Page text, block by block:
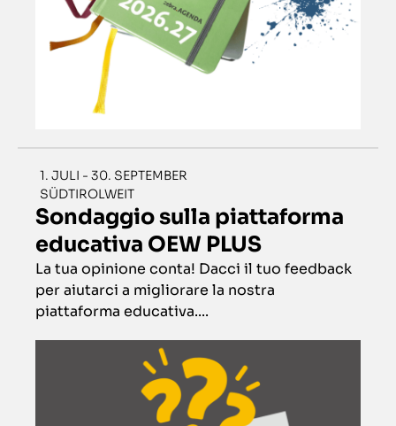
1. JULI - 30. SEPTEMBER
SÜDTIROLWEIT
Sondaggio sulla piattaforma
educativa OEW PLUS
La tua opinione conta! Dacci il tuo feedback
per aiutarci a migliorare la nostra
piattaforma educativa....